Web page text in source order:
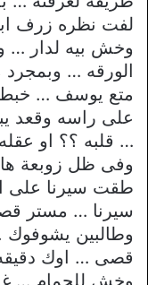
لفت نظره زرف
وخش بيه لدار …
الورقه …
متع يوسف … خبط
على راسه وقعد
… قلبه ؟؟ او
وفى ظل زوبعة
طقت سيرنا على
سيرنا … مستر
وطالبين يشوفوك
قصى … اوك
وخش للحمام …